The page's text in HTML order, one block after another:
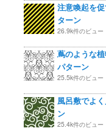
注意喚起を
ターン
26.9k件のビュー
蔦のような
パターン
25.5k件のビュー
風呂敷でよ
ン
25.4k件のビュー